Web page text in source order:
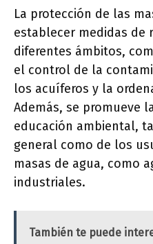
La protección de las
establecer medidas de
diferentes ámbitos,
el control de la
los acuíferos y la
Además, se promueve
educación ambiental,
general como de los
masas de agua, como
industriales.
También te puede